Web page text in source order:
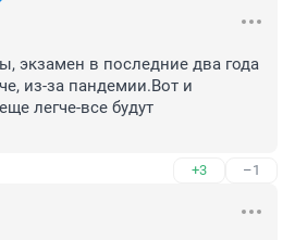
экзамен в последние два года
из-за пандемии.Вот и
легче-все будут
+3 –1